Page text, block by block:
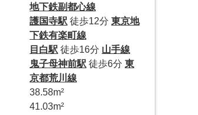
地下鉄副都心線
護国寺駅 徒歩12分東京地
下鉄有楽町線
目白駅 徒歩16分 山手線
鬼子母神前駅 徒歩6分東
京都荒川線
38.58m²
41.03m²